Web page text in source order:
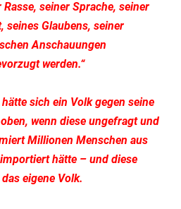
seiner Sprache, seiner
seines Glaubens, seiner
Anschauungen
werden.“
sich ein Volk gegen seine
wenn diese ungefragt und
Millionen Menschen aus
hätte – und diese
eigene Volk.